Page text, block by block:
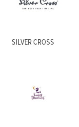
SILVER CROSS